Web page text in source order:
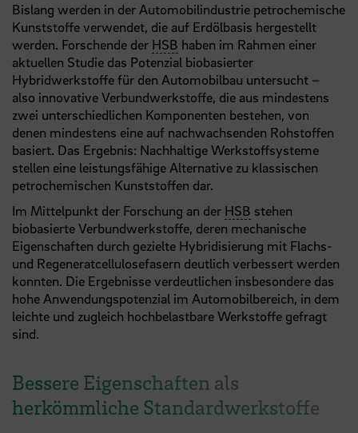
Bislang werden in der Automobilindustrie petrochemische
Kunststoffe verwendet, die auf Erdölbasis hergestellt
werden. Forschende der HSB haben im Rahmen einer
aktuellen Studie das Potenzial biobasierter
Hybridwerkstoffe für den Automobilbau untersucht –
also innovative Verbundwerkstoffe, die aus mindestens
zwei unterschiedlichen Komponenten bestehen, von
denen mindestens eine auf nachwachsenden Rohstoffen
basiert. Das Ergebnis: Nachhaltige Werkstoffsysteme
stellen eine leistungsfähige Alternative zu klassischen
petrochemischen Kunststoffen dar.
Im Mittelpunkt der Forschung an der HSB stehen
biobasierte Verbundwerkstoffe, deren mechanische
Eigenschaften durch gezielte Hybridisierung mit Flachs-
und Regeneratcellulosefasern deutlich verbessert werden
konnten. Die Ergebnisse verdeutlichen insbesondere das
hohe Anwendungspotenzial im Automobilbereich, in dem
leichte und zugleich hochbelastbare Werkstoffe gefragt
sind.
Bessere Eigenschaften als
herkömmliche Standardwerkstoffe